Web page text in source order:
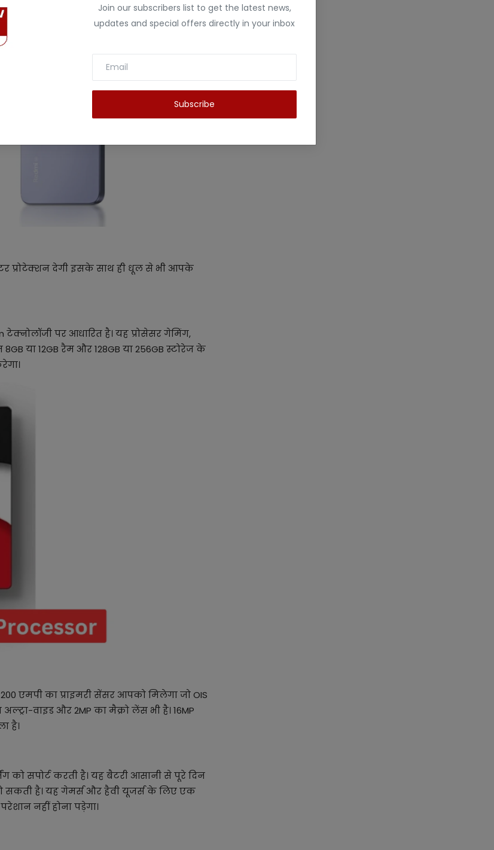
Join our subscribers list to get the latest news,
updates and special offers directly in your inbox
Subscribe
प्रोटेक्शन देगी इसके साथ ही धूल से भी आपके
पर आधारित है। यह प्रोसेसर गेमिंग,
या 12GB रैम और 128GB या 256GB स्टोरेज के
एमपी का प्राइमरी सेंसर आपको मिलेगा जो OIS
वाइड और 2MP का मैक्रो लेंस भी है। 16MP
है।
को सपोर्ट करती है। यह बैटरी आसानी से पूरे दिन
सकती है। यह गेमर्स और हैवी यूजर्स के लिए एक
नहीं होना पड़ेगा।